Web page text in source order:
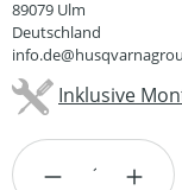
89079 Ulm
Deutschland
Inklusive
Produkt